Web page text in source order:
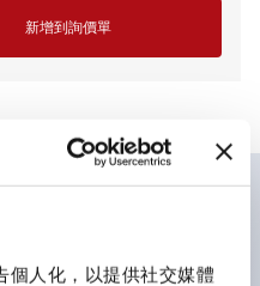
個人化，以提供社交媒體
新增到詢價單